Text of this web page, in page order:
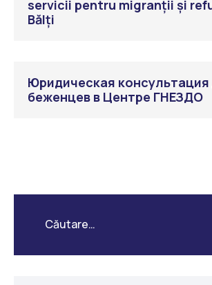
servicii pentru migranții și
Bălți
Юридическая консультация
беженцев в Центре ГНЕЗДО